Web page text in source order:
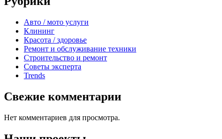
Авто / мото услуги
Клининг
Красота / здоровье
Ремонт и обслуживание техники
Строительство и ремонт
Советы эксперта
Trends
Свежие комментарии
Нет комментариев для просмотра.